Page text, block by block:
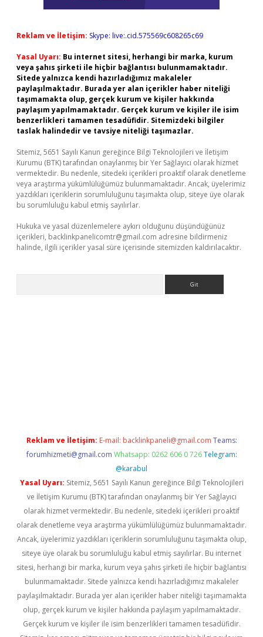
Reklam ve İletişim: Skype: live:.cid.575569c608265c69
Yasal Uyarı: Bu internet sitesi, herhangi bir marka, kurum
veya şahıs şirketi ile hiçbir bağlantısı bulunmamaktadır.
Sitede yalnızca kendi hazırladığımız makaleler
paylaşılmaktadır. Burada yer alan içerikler haber niteliği
taşımamakta olup, gerçek kurum ve kişiler hakkında
paylaşım yapılmamaktadır. Gerçek kurum ve kişiler ile isim
benzerlikleri tamamen tesadüfidir. Sitemizdeki bilgiler
taslak halindedir ve tavsiye niteliği taşımazlar.
Sitemiz, 5651 Sayılı Kanun gereğince Bilgi Teknolojileri ve İletişim
Kurumu (BTK) tarafından onaylanmış bir Yer Sağlayıcı olarak hizmet
vermektedir. Bu nedenle, sitedeki içerikleri proaktif olarak denetleme
veya araştırma yükümlülüğümüz bulunmamaktadır. Ancak, üyelerimiz
yazdıkları içeriklerin sorumluluğunu taşımakta olup, siteye üye olarak
bu sorumluluğu kabul etmiş sayılırlar.
Hukuka ve yasal düzenlemelere aykırı olduğunu düşündüğünüz
içerikleri, backlinkpanelicomtr@gmail.com adresine bildirmeniz
halinde, ilgili içerikler yasal süre içerisinde sitemizden kaldırılacaktır.
Reklam ve İletişim: E-mail: backlinkpaneli@gmail.com Teams:
forumhizmeti@gmail.com Whatsapp: 0262 606 0 726 Telegram:
@karabul
Yasal Uyarı: Sitemiz, 5651 Sayılı Kanun gereğince Bilgi Teknolojileri
ve İletişim Kurumu (BTK) tarafından onaylanmış bir Yer Sağlayıcı
olarak hizmet vermektedir. Bu nedenle, sitedeki içerikleri proaktif
olarak denetleme veya araştırma yükümlülüğümüz bulunmamaktadır.
Ancak, üyelerimiz yazdıkları içeriklerin sorumluluğunu taşımakta olup,
siteye üye olarak bu sorumluluğu kabul etmiş sayılırlar. Bu internet
sitesi, herhangi bir marka, kurum veya şahıs şirketi ile hiçbir bağlantısı
bulunmamaktadır. Sitede yalnızca kendi hazırladığımız makaleler
paylaşılmaktadır. Burada yer alan içerikler haber niteliği taşımamakta
olup, gerçek kurum ve kişiler hakkında paylaşım yapılmamaktadır.
Gerçek kurum ve kişiler ile isim benzerlikleri tamamen tesadüfidir.